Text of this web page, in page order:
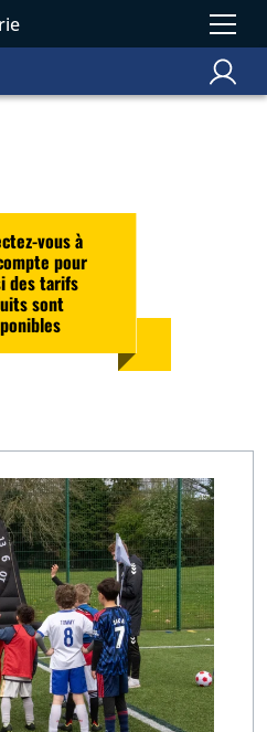
vous à
pour
des tarifs
sont